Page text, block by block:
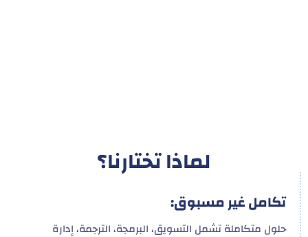
لماذا تختارنا؟
تكامل غير مسبوق:
حلول متكاملة تشمل التسويق، البرمجة، الترجمة، إدارة